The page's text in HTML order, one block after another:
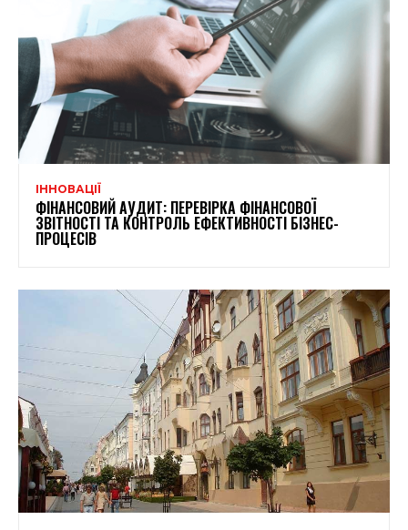
ІННОВАЦІЇ
ФІНАНСОВИЙ АУДИТ: ПЕРЕВІРКА ФІНАНСОВОЇ
ЗВІТНОСТІ ТА КОНТРОЛЬ ЕФЕКТИВНОСТІ БІЗНЕС-
ПРОЦЕСІВ